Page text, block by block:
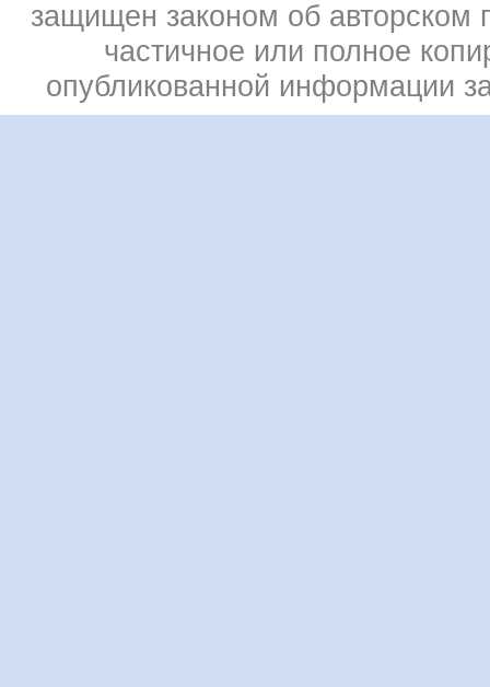
защищен законом об авторском
частичное или полное
опубликованной информации